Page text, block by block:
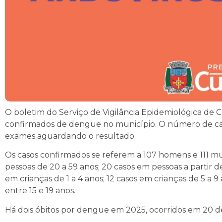
O boletim do Serviço de Vigilância Epidemiológica de
confirmados de dengue no município. O número de
exames aguardando o resultado.
Os casos confirmados se referem a 107 homens e 111
pessoas de 20 a 59 anos; 20 casos em pessoas a partir
em crianças de 1 a 4 anos; 12 casos em crianças de 5 a
entre 15 e 19 anos.
Há dois óbitos por dengue em 2025, ocorridos em 20